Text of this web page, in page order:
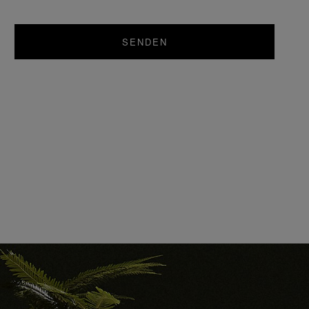
SENDEN